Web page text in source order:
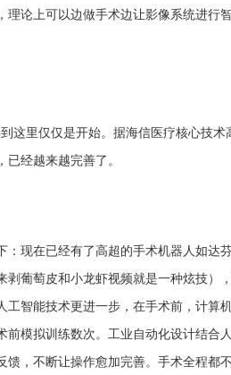
理论上可以边做手术边让影像系统进行
这里仅仅是开始。据海信医疗核心技
已经越来越完善了。
：现在已经有了高超的手术机器人如
剥葡萄皮和小龙虾视频就是一种炫技）
工智能技术更进一步，在手术前，计算
前模拟训练数次。工业自动化设计结合
馈，不断让操作愈加完善。手术全程都